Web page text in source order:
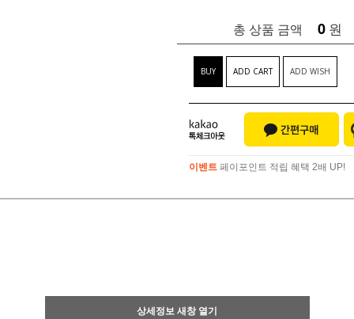
총 상품 금액 0 원
BUY ADD CART ADD WISH
이벤트 페이포인트 적립 혜택 2배 UP!
상세정보 새창 열기